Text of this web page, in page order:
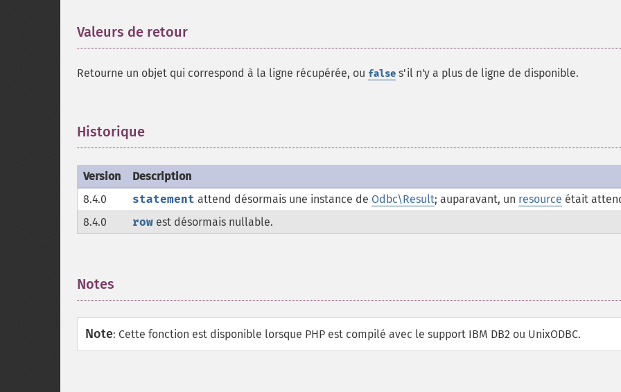
Valeurs de retour
Retourne un objet qui correspond à la ligne récupérée, ou false s'il n'y a plus de ligne de disponible.
Historique
Version
Description
8.4.0
statement attend désormais une instance de Odbc\Result; auparavant, un resource était
8.4.0
row est désormais nullable.
Notes
Note: Cette fonction est disponible lorsque PHP est compilé avec le support IBM DB2 ou UnixODBC.